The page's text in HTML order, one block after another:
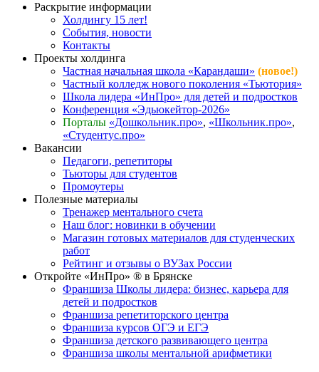
Раскрытие информации
Холдингу 15 лет!
События, новости
Контакты
Проекты холдинга
Частная начальная школа «Карандаши» (новое!)
Частный колледж нового поколения «Тьютория»
Школа лидера «ИнПро» для детей и подростков
Конференция «Эдьюкейтор-2026»
Порталы «Дошкольник.про», «Школьник.про»,
«Студентус.про»
Вакансии
Педагоги, репетиторы
Тьюторы для студентов
Промоутеры
Полезные материалы
Тренажер ментального счета
Наш блог: новинки в обучении
Магазин готовых материалов для студенческих
работ
Рейтинг и отзывы о ВУЗах России
Откройте «ИнПро» ® в Брянске
Франшиза Школы лидера: бизнес, карьера для
детей и подростков
Франшиза репетиторского центра
Франшиза курсов ОГЭ и ЕГЭ
Франшиза детского развивающего центра
Франшиза школы ментальной арифметики